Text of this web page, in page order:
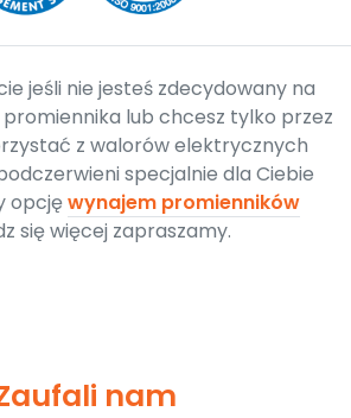
jeśli nie jesteś zdecydowany na
lub chcesz tylko przez
z walorów elektrycznych
specjalnie dla Ciebie
opcjęwynajem promienników
się więcej zapraszamy.
nam